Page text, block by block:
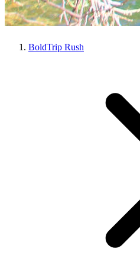
BoldTrip Rush